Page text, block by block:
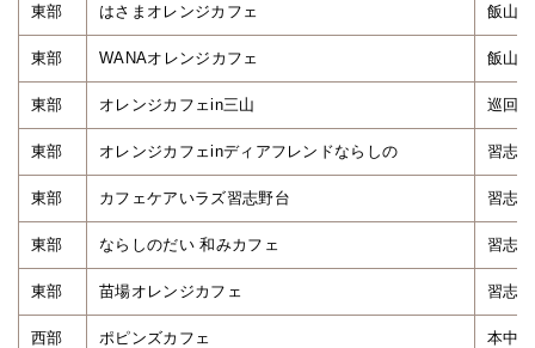
東部 はさまオレンジカフェ 飯山
東部 WANAオレンジカフェ 飯山
東部 オレンジカフェin三山 巡回
東部 オレンジカフェinディアフレンドならしの 習志
東部 カフェケアいラズ習志野台 習志
東部 ならしのだい 和みカフェ 習志
東部 苗場オレンジカフェ 習志
西部 ポピンズカフェ 本中